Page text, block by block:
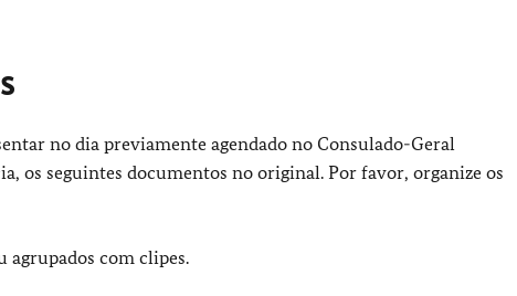
no dia previamente agendado no Consulado-Geral
os seguintes documentos no original. Por favor, organize os
agrupados com clipes.